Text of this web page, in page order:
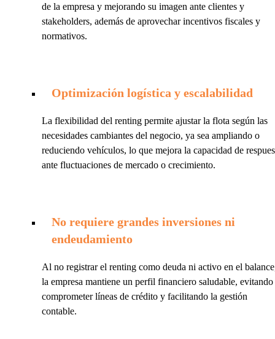
de la empresa y mejorando su imagen ante clientes y
stakeholders, además de aprovechar incentivos fiscales y
normativos.
Optimización logística y escalabilidad
La flexibilidad del renting permite ajustar la flota según las
necesidades cambiantes del negocio, ya sea ampliando o
reduciendo vehículos, lo que mejora la capacidad de
ante fluctuaciones de mercado o crecimiento.
No requiere grandes inversiones ni
endeudamiento
Al no registrar el renting como deuda ni activo en el
la empresa mantiene un perfil financiero saludable, evitando
comprometer líneas de crédito y facilitando la gestión
contable.